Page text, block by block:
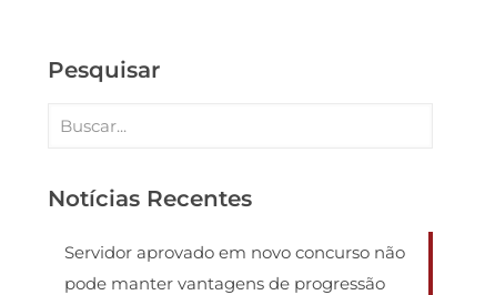
Pesquisar
Notícias Recentes
Servidor aprovado em novo concurso não
pode manter vantagens de progressão